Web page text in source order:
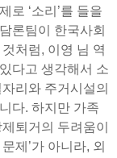
로 ‘소리’를 들을
론팀이 한국사회
처럼, 이영 님 역
다고 생각해서 소
리와 주거시설의
다. 하지만 가족
퇴거의 두려움이
제’가 아니라, 외